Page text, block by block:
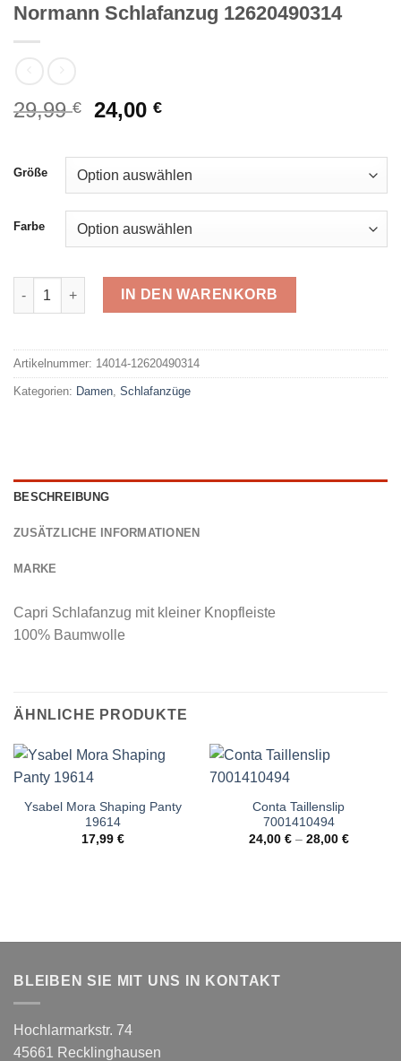
Normann Schlafanzug 12620490314
29,99€
Ursprünglicher
war:
29,99 €
24,00€Aktueller
ist:
24,00 €.
Größe
Farbe
Normann Schlafanzug 12620490314 Menge
IN DEN WARENKORB
Artikelnummer: 14014-12620490314
Kategorien: Damen Schlafanzüge
BESCHREIBUNG
ZUSÄTZLICHE INFORMATIONEN
MARKE
Capri Schlafanzug mit kleiner Knopfleiste
100% Baumwolle
ÄHNLICHE PRODUKTE
Ysabel Mora Shaping Panty
19614
17,99 €
Conta Taillenslip
7001410494
24,00 €– 28,00 €
BLEIBEN SIE MIT UNS IN KONTAKT
Hochlarmarkstr. 74
45661 Recklinghausen